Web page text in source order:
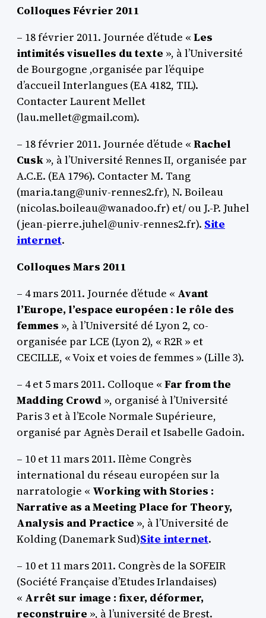
Colloques Février 2011
– 18 février 2011. Journée d’étude « Les
intimités visuelles du texte », à l’Université
de Bourgogne ,organisée par l’équipe
d’accueil Interlangues (EA 4182, TIL).
Contacter Laurent Mellet
(lau.mellet@gmail.com).
– 18 février 2011. Journée d’étude « Rachel
Cusk », à l’Université Rennes II, organisée par
A.C.E. (EA 1796). Contacter M. Tang
(maria.tang@univ-rennes2.fr), N. Boileau
(nicolas.boileau@wanadoo.fr) et/ ou J.-P. Juhel
(jean-pierre.juhel@univ-rennes2.fr). Site
internet.
Colloques Mars 2011
– 4 mars 2011. Journée d’étude « Avant
l’Europe, l’espace européen : le rôle des
femmes », à l’Université dé Lyon 2, co-
organisée par LCE (Lyon 2), « R2R » et
CECILLE, « Voix et voies de femmes » (Lille 3).
– 4 et 5 mars 2011. Colloque « Far from the
Madding Crowd », organisé à l’Université
Paris 3 et à l’Ecole Normale Supérieure,
organisé par Agnès Derail et Isabelle Gadoin.
– 10 et 11 mars 2011. IIème Congrès
international du réseau européen sur la
narratologie « Working with Stories :
Narrative as a Meeting Place for Theory,
Analysis and Practice », à l’Université de
Kolding (Danemark Sud)Site internet.
– 10 et 11 mars 2011. Congrès de la SOFEIR
(Société Française d’Etudes Irlandaises)
« Arrêt sur image : fixer, déformer,
reconstruire », à l’université de Brest.